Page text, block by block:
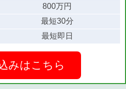
800万円
最短30分
最短即日
みはこちら